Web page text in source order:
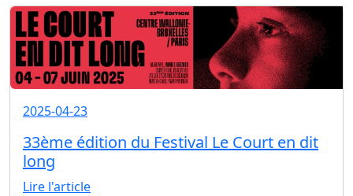
2025-04-23
33ème édition du Festival Le Court en dit
long
Lire l'article